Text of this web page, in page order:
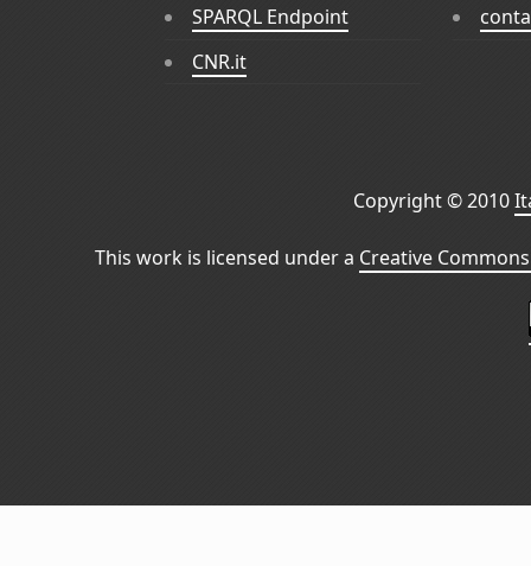
SPARQL Endpoint
CNR.it
Copyright © 2010
This work is licensed under a Creative